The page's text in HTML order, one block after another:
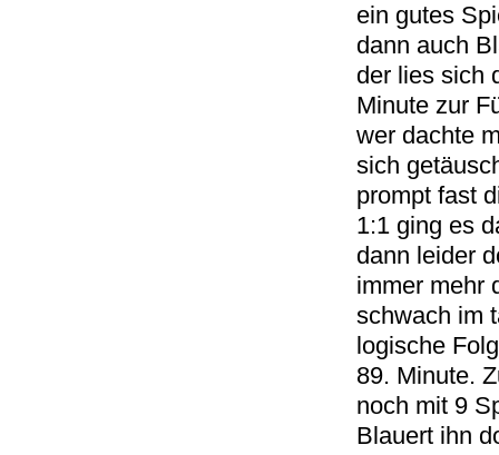
ein gutes
dann auch
der lies sich
Minute zur
wer dachte
sich
prompt fast
1:1 ging es
dann leider
immer mehr
schwach im
logische
89. Minute.
noch mit 9
Blauert ihn